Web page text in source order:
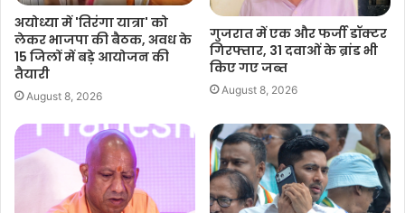
अयोध्या में 'तिरंगा यात्रा' को
लेकर भाजपा की बैठक, अवध के
15 जिलों में बड़े आयोजन की
तैयारी
August 8, 2026
गुजरात में एक और फर्जी डॉक्टर
गिरफ्तार, 31 दवाओं के ब्रांड भी
किए गए जब्त
August 8, 2026